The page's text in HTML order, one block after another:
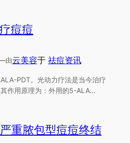
痘痘
由云美容于 祛痘资讯
PDT。光动力疗法是当今治疗
作用原理为：外用的5-ALA…
重脓包型痘痘终结